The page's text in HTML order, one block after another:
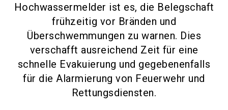
Hochwassermelder ist es, die Belegschaft
frühzeitig vor Bränden und
Überschwemmungen zu warnen. Dies
verschafft ausreichend Zeit für eine
schnelle Evakuierung und gegebenenfalls
für die Alarmierung von Feuerwehr und
Rettungsdiensten.